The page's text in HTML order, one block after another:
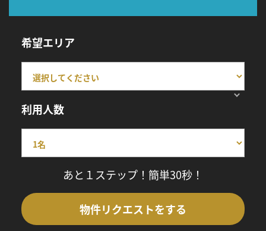
希望エリア
利用人数
あと１ステップ！簡単30秒！
物件リクエストをする